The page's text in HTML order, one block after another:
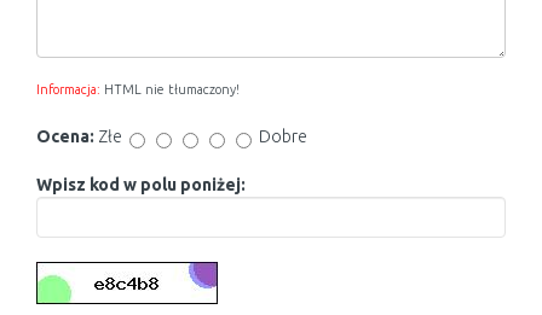
Informacja: HTML nie tłumaczony!
Ocena: Złe Dobre
Wpisz kod w polu poniżej: